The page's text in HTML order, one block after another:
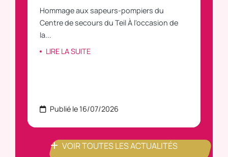
Hommage aux sapeurs-pompiers du
Centre de secours du Teil À l'occasion de
la...
LIRE LA SUITE
Publié le 16/07/2026
VOIR TOUTES LES ACTUALITÉS